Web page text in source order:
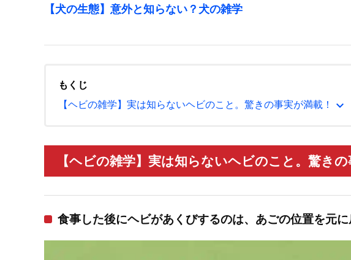
【犬の生態】意外と知らない？犬の雑学
もくじ
【ヘビの雑学】実は知らないヘビのこと。驚きの事実が満載！
expand_more
【ヘビの雑学】実は知らないヘビのこと。驚きの
食事した後にヘビがあくびするのは、あごの位置を元